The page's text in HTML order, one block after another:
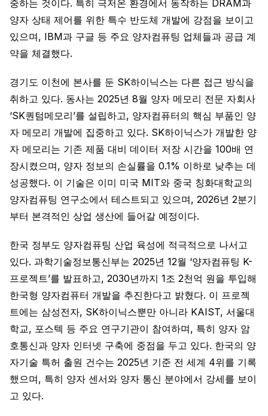
중하는 것이다. 특히 극저온 환경에서 동작하는 DRAM과
양자 상태 제어를 위한 특수 반도체 개발에 강점을 보이고
있으며, IBM과 구글 등 주요 양자컴퓨팅 업체들과 공급 계
약을 체결했다.
경기도 이천에 본사를 둔 SK하이닉스는 다른 접근 방식을
취하고 있다. 동사는 2025년 8월 양자 메모리 전문 자회사
‘SK퀀텀메모리’를 설립하고, 양자컴퓨터의 핵심 부품인 양
자 메모리 개발에 집중하고 있다. SK하이닉스가 개발한 양
자 메모리는 기존 제품 대비 데이터 저장 시간을 100배 연
장시켰으며, 양자 정보의 손실률을 0.1% 이하로 낮추는 데
성공했다. 이 기술은 이미 미국 MIT와 중국 칭화대학교의
양자컴퓨팅 연구소에서 테스트되고 있으며, 2026년 2분기
부터 본격적인 상업 생산에 들어갈 예정이다.
한국 정부도 양자컴퓨팅 산업 육성에 적극적으로 나서고
있다. 과학기술정보통신부는 2025년 12월 ‘양자컴퓨팅 K-
프로젝트’를 발표하고, 2030년까지 1조 2천억 원을 투입해
한국형 양자컴퓨터 개발을 추진한다고 밝혔다. 이 프로젝
트에는 삼성전자, SK하이닉스뿐만 아니라 KAIST, 서울대
학교, 포스텍 등 주요 연구기관이 참여하며, 특히 양자 암
호통신과 양자 인터넷 구축에 중점을 두고 있다. 한국의 양
자기술 특허 출원 건수는 2025년 기준 전 세계 4위를 기록
했으며, 특히 양자 센서와 양자 통신 분야에서 강세를 보이
고 있다.